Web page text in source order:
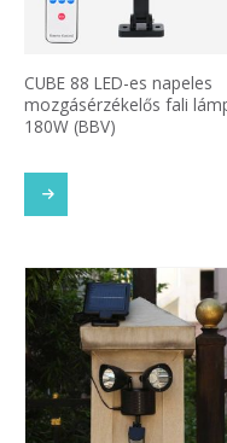
CUBE 88 LED-es napeles
mozgásérzékelős fali
180W (BBV)